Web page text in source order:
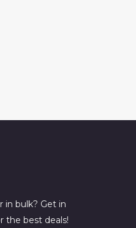
in bulk? Get in
the best deals!